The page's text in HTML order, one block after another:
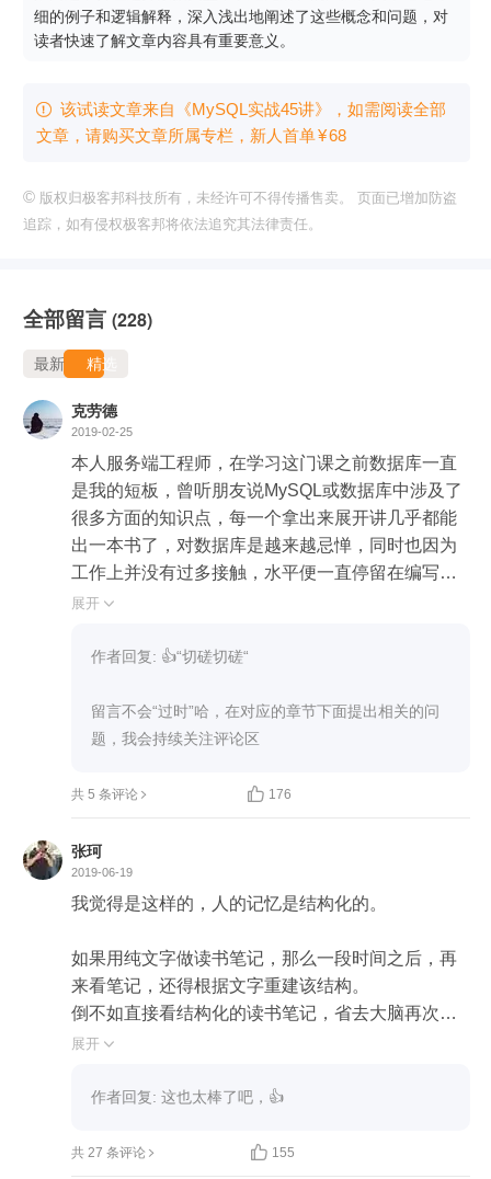
细的例子和逻辑解释，深入浅出地阐述了这些概念和问题，对
读者快速了解文章内容具有重要意义。
 该试读文章来自《MySQL实战45讲》，如需阅读全部
文章，请购买文章所属专栏 ，新⼈⾸单¥68
© 版权归极客邦科技所有，未经许可不得传播售卖。 页面已增加防盗
追踪，如有侵权极客邦将依法追究其法律责任。
全部留言 (228)
最新 精选
克劳德
2019-02-25
本人服务端工程师，在学习这门课之前数据库一直
是我的短板，曾听朋友说MySQL或数据库中涉及了
很多方面的知识点，每一个拿出来展开讲几乎都能
出一本书了，对数据库是越来越忌惮，同时也因为
工作上并没有过多接触，水平便一直停留在编写简
单SQL层面。
太清楚，也曾在网上自学过，但网上的文章知识点
不了解其内部原理，记忆很难深刻。
老实说，当初报这门课的时候就像买技术书籍一
于学到了，所以有一段时间没有点开看过，以至于
唯一遗憾的地方就是没能跟老师及时留言互动。
这门课虽然是文字授课，但字里行间给我的感觉就
是很亲切很舒服，为什么呢，因为老师可以把晦涩
讲一个自己擅长的领域是否也能做到这一点，如果
要做到的话需要什么样的知识储备呢。
最后真要感谢老师的这门课，让我从心里不再惧怕
数据库问题，不管是工作还是面试中信心倍增，现
祝好~
展开 
作者回复: 👍“切磋切磋“
留言不会“过时”哈，在对应的章节下面提出相关的问
共 5 条评论  176
张珂
2019-06-19
我觉得是这样的，人的记忆是结构化的。
如果用纯文字做读书笔记，那么一段时间之后，再
来看笔记，还得根据文字重建该结构。
倒不如直接看结构化的读书笔记，省去大脑再次重
建的繁琐过程。
真是文不如表，表不如图，图不如动画啊。
下面是我的《MySQL实战》的PPT形式的读书笔
展开 
作者回复: 这也太棒了吧，👍
共 27 条评论  155